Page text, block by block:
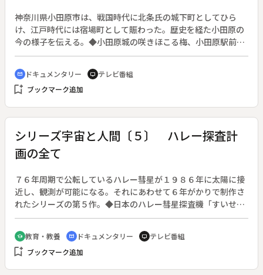
神奈川県小田原市は、戦国時代に北条氏の城下町としてひら
け、江戸時代には宿場町として賑わった。歴史を経た小田原の
今の様子を伝える。◆小田原城の咲きほこる梅、小田原駅前の
みやげもの店、細木細工、カマボコの手づくり工程、そして曽
我梅林を訪れ、梅干しづくりや針植の梅、梅まつりに集う花見
客などを紹介。
cinematic_blur ドキュメンタリー tv テレビ番組
bookmark_add ブックマーク追加
シリーズ宇宙と人間〔５〕 ハレー探査計
画の全て
７６年周期で公転しているハレー彗星が１９８６年に太陽に接
近し、観測が可能になる。それにあわせて６年がかりで制作さ
れたシリーズの第５作。◆日本のハレー彗星探査機「すいせ
い」とヨーロッパ宇宙連合の「ジオット」を中心に、ロケット
や彗星探査機の製作過程や探査内容を詳しく紹介する。
school 教育・教養 cinematic_blur ドキュメンタリー tv テレビ番組
bookmark_add ブックマーク追加